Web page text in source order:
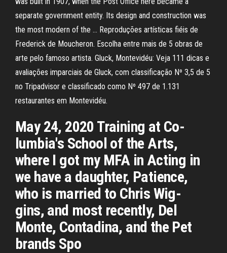
separate government entity. Its design and construction was
the most modern of the … Reproduções artísticas fiéis de
Frederick de Moucheron. Escolha entre mais de 5 obras de
arte pelo famoso artista. Gluck, Montevidéu: Veja 111 dicas e
avaliações imparciais de Gluck, com classificação Nº 3,5 de 5
no Tripadvisor e classificado como Nº 497 de 1.131
restaurantes em Montevidéu.
May 24, 2020 Training at Co-
lumbia's School of the Arts,
where I got my MFA in Acting in
we have a daughter, Patience,
who is married to Chris Wig-
gins, and most recently, Del
Monte, Contadina, and the Pet
brands Spo